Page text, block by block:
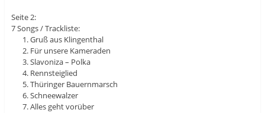
Seite 2:
7 Songs / Trackliste:
Gruß aus Klingenthal
Für unsere Kameraden
Slavoniza – Polka
Rennsteiglied
Thüringer Bauernmarsch
Schneewalzer
Alles geht vorüber